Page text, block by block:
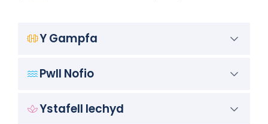
Y Gampfa
Pwll Nofio
Ystafell Iechyd